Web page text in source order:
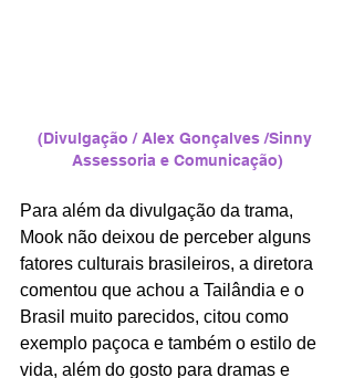
(Divulgação / Alex Gonçalves /Sinny
Assessoria e Comunicação)
Para além da divulgação da trama,
Mook não deixou de perceber alguns
fatores culturais brasileiros, a diretora
comentou que achou a Tailândia e o
Brasil muito parecidos, citou como
exemplo paçoca e também o estilo de
vida, além do gosto para dramas e